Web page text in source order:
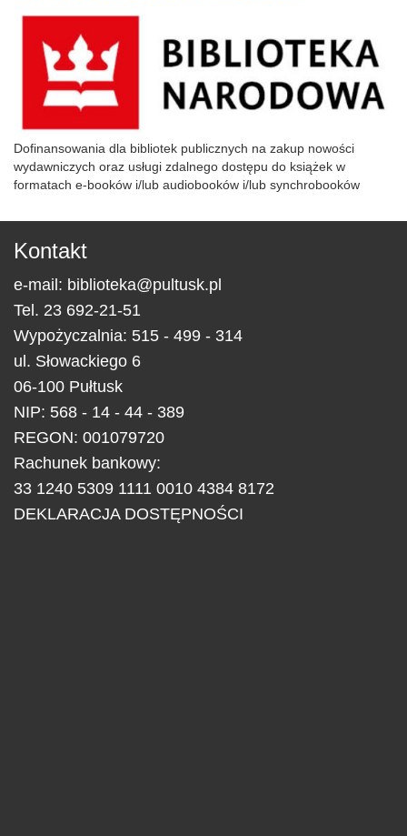
Dofinansowania dla bibliotek publicznych na zakup nowości
wydawniczych oraz usługi zdalnego dostępu do książek w
formatach e-booków i/lub audiobooków i/lub synchrobooków
Kontakt
e-mail: biblioteka@pultusk.pl
Tel. 23 692-21-51
Wypożyczalnia: 515 - 499 - 314
ul. Słowackiego 6
06-100 Pułtusk
NIP: 568 - 14 - 44 - 389
REGON: 001079720
Rachunek bankowy:
33 1240 5309 1111 0010 4384 8172
DEKLARACJA DOSTĘPNOŚCI